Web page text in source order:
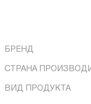
БРЕНД
СТРАНА
ВИД ПРОДУКТА